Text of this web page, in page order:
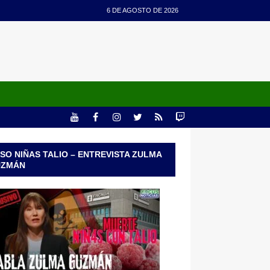
6 DE AGOSTO DE 2026
NIÑAS TALIO – ENTREVISTA ZULMA